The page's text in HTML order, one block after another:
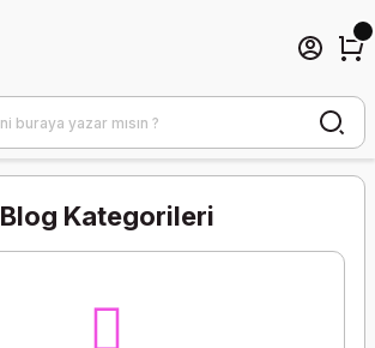
Blog Kategorileri